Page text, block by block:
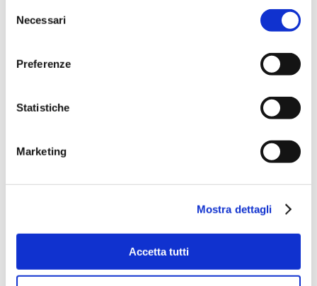
delNecessari
Preferenze
Statistiche
Marketing
Mostra dettagli
Accetta tutti